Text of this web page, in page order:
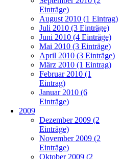
Einträge)
August 2010 (1 Eintrag)
Juli 2010 (3 Einträge)
Juni 2010 (4 Einträge)
Mai 2010 (3 Einträge)
April 2010 (3 Einträge)
März 2010 (1 Eintrag)
Februar 2010 (1
Eintrag)
Januar 2010 (6
Einträge)
2009
Dezember 2009 (2
Einträge)
November 2009 (2
Einträge)
Oktober 2009 (2